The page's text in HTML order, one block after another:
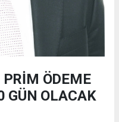
ÖDEME
GÜN OLACAK